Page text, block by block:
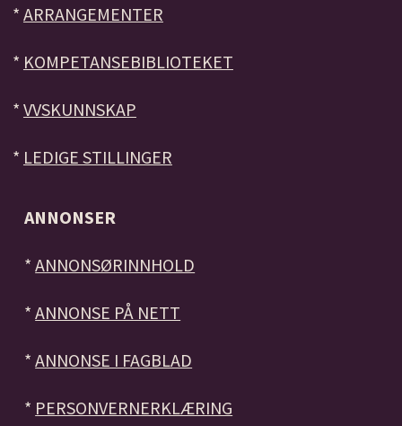
* ARRANGEMENTER
* KOMPETANSEBIBLIOTEKET
* VVSKUNNSKAP
* LEDIGE STILLINGER
ANNONSER
*ANNONSØRINNHOLD
*ANNONSE PÅ NETT
*ANNONSE I FAGBLAD
* PERSONVERNERKLÆRING